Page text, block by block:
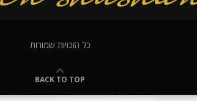
כל הזכויות שמורות
BACK TO TOP